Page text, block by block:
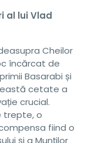
al lui Vlad
Cheilor
încărcat de
Basarabi și
cetate a
crucial.
trepte, o
fiind o
și a Munților